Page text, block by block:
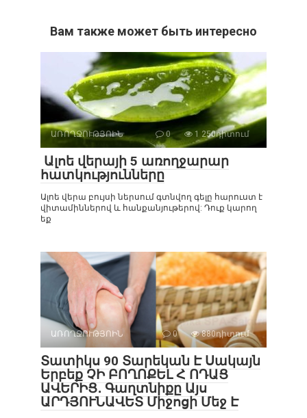
Вам также может быть интересно
ԱՌՈՂՋՈՒԹՅՈԻՆ 0 1 250դիտում
Ալոե վերայի 5 առողջարար
հատկությունները
Ալոե վերա բույսի ներսում գտնվող գելը հարուստ է
վիտամիններով և հանքանյութերով: Դուք կարող
եք
ԱՌՈՂՋՈՒԹՅՈԻՆ 0 880դիտում
Տատիկս 90 Տարեկան Է Սակայն
Երբեք ՉԻ ԲՈՂՈՔԵԼ Հ ՈԴԱՑ
ԱՎԵՐԻՑ․ Գաղտնիքը Այս
ԱՐԴՅՈՒՆԱՎԵՏ Միջոցի Մեջ Է